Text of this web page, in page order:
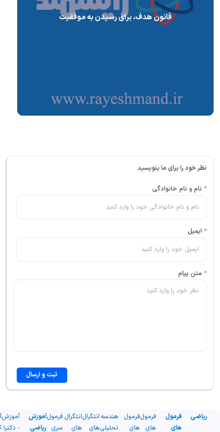
قانون هدف، برای رسیدن به موفقیت
نظر خود را برای ما بنویسید
* نام و نام خانوادگی
* ایمیل
* متن پیام
ثبت و ارسال
ریاضی
فرمول
های
فرمول
های
فرمول
های
هندسه
تحلیلی
انتگرال
های
انتگرال
های
فرمول
سری
آموزش
ریاضی
آموزش
- دکترا